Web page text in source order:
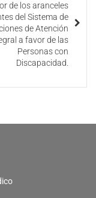
de los aranceles
del Sistema de
de Atención
a favor de las
Personas con
Discapacidad.